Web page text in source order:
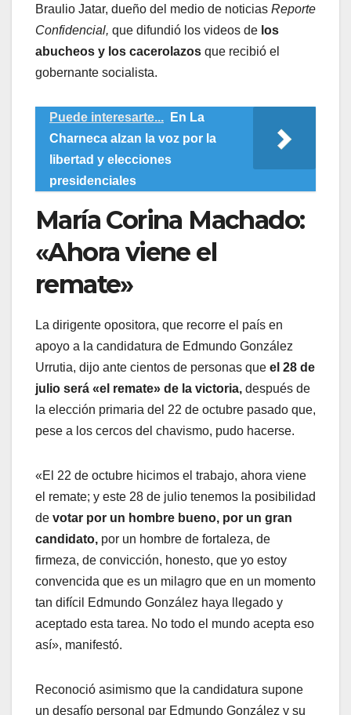
Braulio Jatar, dueño del medio de noticias Reporte
Confidencial, que difundió los videos de los
abucheos y los cacerolazos que recibió el
gobernante socialista.
Puede interesarte...
En La
Charneca alzan la voz por la
libertad y elecciones
presidenciales
María Corina Machado:
«Ahora viene el
remate»
La dirigente opositora, que recorre el país en
apoyo a la candidatura de Edmundo González
Urrutia, dijo ante cientos de personas que el 28 de
julio será «el remate» de la victoria, después de
la elección primaria del 22 de octubre pasado que,
pese a los cercos del chavismo, pudo hacerse.
«El 22 de octubre hicimos el trabajo, ahora viene
el remate; y este 28 de julio tenemos la posibilidad
de votar por un hombre bueno, por un gran
candidato, por un hombre de fortaleza, de
firmeza, de convicción, honesto, que yo estoy
convencida que es un milagro que en un momento
tan difícil Edmundo González haya llegado y
aceptado esta tarea. No todo el mundo acepta eso
así», manifestó.
Reconoció asimismo que la candidatura supone
un desafío personal par Edmundo González y su